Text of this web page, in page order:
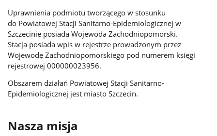
Uprawnienia podmiotu tworzącego w stosunku
do Powiatowej Stacji Sanitarno-Epidemiologicznej w
Szczecinie posiada Wojewoda Zachodniopomorski.
Stacja posiada wpis w rejestrze prowadzonym przez
Wojewodę Zachodniopomorskiego pod numerem księgi
rejestrowej 000000023956.
Obszarem działań Powiatowej Stacji Sanitarno-
Epidemiologicznej jest miasto Szczecin.
Nasza misja